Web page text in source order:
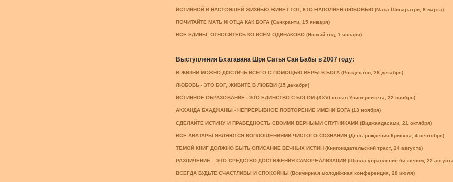
ИСТИННОЙ И НАСТОЯЩЕЙ ЖИЗНЬЮ ЖИВЁТ ТОТ, КТО НАПОЛНЕН ЛЮБОВЬЮ (Маха Шиваратри, 6 марта)
ПОЧИТАЙТЕ МАТЬ И ОТЦА КАК БОГА (Санкранти, 15 января)
ВСЕ ЕДИНЫ, ОТНОСИТЕСЬ КО ВСЕМ ОДИНАКОВО (Новый год, 1 января)
Выступления Бхагавана Шри Сатья Саи Бабы в 2007 году:
В ЖИЗНИ МОЖНО ДОСТИЧЬ ВСЕГО С ПОМОЩЬЮ ВЕРЫ В БОГА (Рождество, 26 декабря)
ЛЮБОВЬ - ЭТО БОГ, ЖИВИТЕ В ЛЮБВИ (15 декабря)
ИСТИННОЕ ОБРАЗОВАНИЕ - ЭТО ЕДИНСТВО С БОГОМ (XXVI созыв Университета, 22 ноября)
АКХАНДА БХАДЖАНЫ - НЕПРЕРЫВНОЕ ПОВТОРЕНИЕ ИМЕНИ БОГА (13 ноября)
СДЕЛАЙТЕ ИСТИНУ И ПРАВЕДНОСТЬ СВОИМИ ВЕРНЫМИ СПУТНИКАМИ (Виджаядасами, 21 октября)
ВСЕ АВАТАРЫ ЯВЛЯЮТСЯ ВОПЛОЩЕНИЯМИ ЧИСТОГО СОЗНАНИЯ (День рождения Кришны, 4 сентября)
ТЕМОЙ КНИГ ДОЛЖНО БЫТЬ ОПИСАНИЕ ВЕЧНЫХ ИСТИН (Книгоиздательский траст, 24 августа)
РАЗЛИЧЕНИЕ – ЭТО СРЕДСТВО ДОСТИЖЕНИЯ САМОРЕАЛИЗАЦИИ (Школа управления бизнесом, 22
ВСЕГДА БУДЬТЕ СЧАСТЛИВЫ И СПОКОЙНЫ (Всемирная молодёжная конференция, 28 июля)